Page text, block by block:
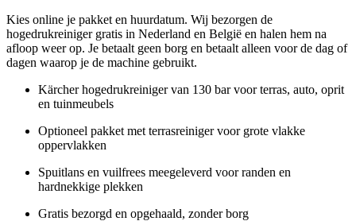
Kies online je pakket en huurdatum. Wij bezorgen de
hogedrukreiniger gratis in Nederland en België en halen hem na
afloop weer op. Je betaalt geen borg en betaalt alleen voor de dag of
dagen waarop je de machine gebruikt.
Kärcher hogedrukreiniger van 130 bar voor terras, auto, oprit
en tuinmeubels
Optioneel pakket met terrasreiniger voor grote vlakke
oppervlakken
Spuitlans en vuilfrees meegeleverd voor randen en
hardnekkige plekken
Gratis bezorgd en opgehaald, zonder borg